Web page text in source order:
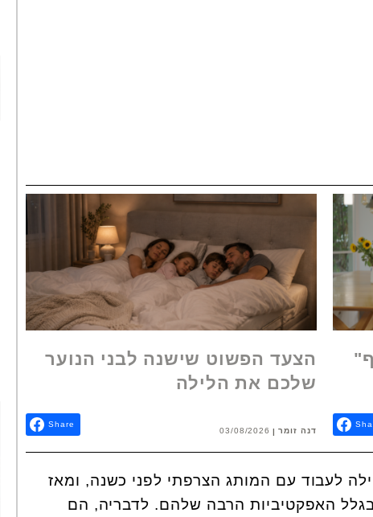
הצעד הפשוט שישנה לבני הנוער
שלכם את הלילה
דנה זומר 03/08/2026
Share
לעבוד עם המותג הצרפתי לפני כשנה, ומאז
האפקטיביות הרבה שלהם. לדבריה, הם